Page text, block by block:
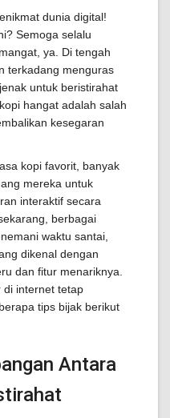
dunia digital!
Semoga selalu
ya. Di tengah
terkadang menguras
untuk beristirahat
hangat adalah salah
kesegaran
kopi favorit, banyak
mereka untuk
interaktif secara
berbagai
waktu santai,
dikenal dengan
dan fitur menariknya.
di internet tetap
tips bijak berikut
Antara